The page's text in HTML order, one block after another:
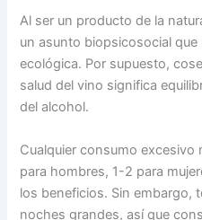
Al ser un producto de la
un asunto biopsicosocial que
ecológica. Por supuesto,
salud del vino significa
del alcohol.
Cualquier consumo
para hombres, 1-2 para
los beneficios. Sin embargo,
noches grandes, así que